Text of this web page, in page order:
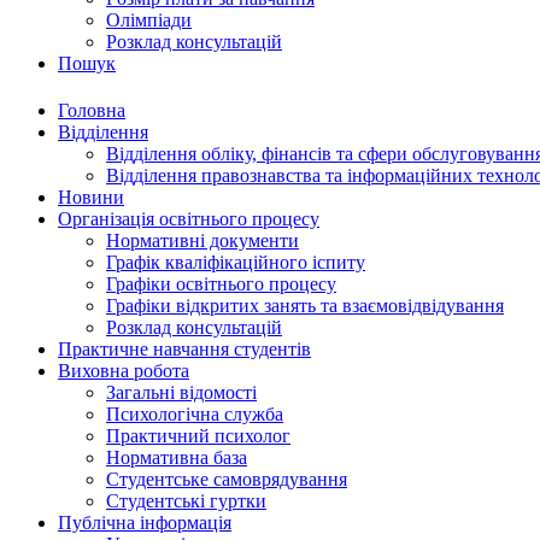
Олімпіади
Розклад консультацій
Пошук
Головна
Відділення
Відділення обліку, фінансів та сфери
Відділення правознавства та інформаційних
Новини
Організація освітнього процесу
Нормативні документи
Графік кваліфікаційного іспиту
Графіки освітнього процесу
Графіки відкритих занять та взаємовідвідування
Розклад консультацій
Практичне навчання студентів
Виховна робота
Загальні відомості
Психологічна служба
Практичний психолог
Нормативна база
Студентське самоврядування
Студентські гуртки
Публічна інформація